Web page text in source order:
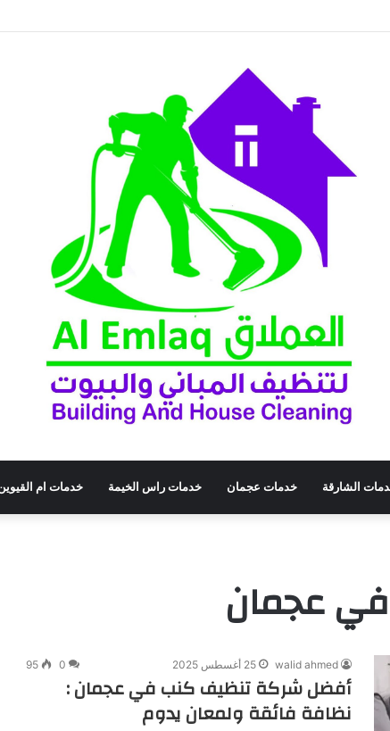
2026
الشارقة خدمات عجمان خدمات راس الخيمة خدمات ام
عجمان
walid ahmed 25 أغسطس 2025 0
95
أفضل شركة تنظيف كنب في عجمان :
نظافة فائقة ولمعان يدوم